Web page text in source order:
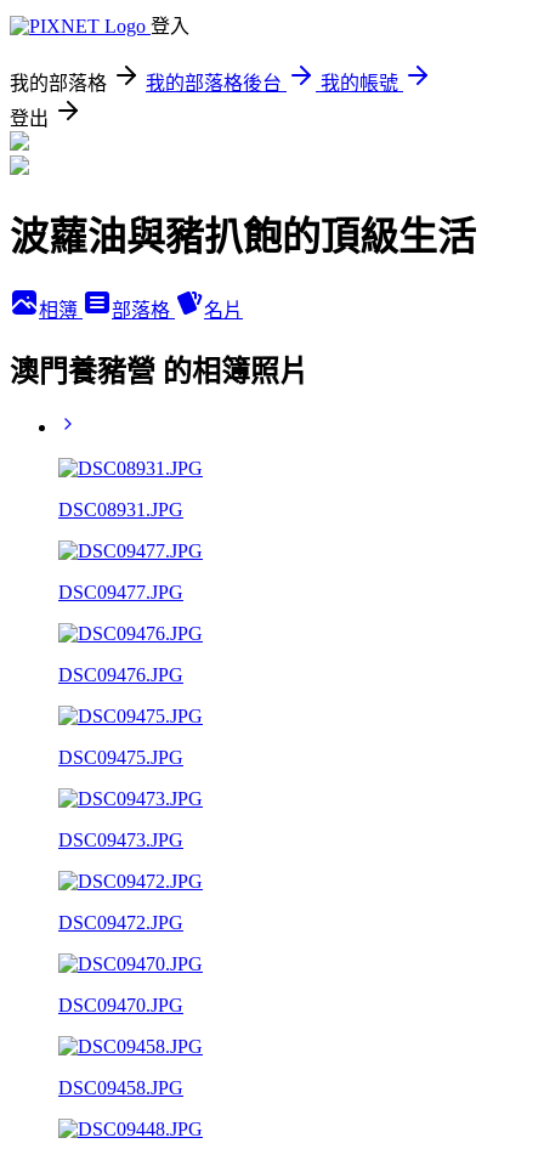
登入
我的部落格 我的部落格後台
我的帳號
登出
波蘿油與豬扒飽的頂級生活
相簿 部落格 名片
澳門養豬營 的相簿照片
DSC08931.JPG
DSC09477.JPG
DSC09476.JPG
DSC09475.JPG
DSC09473.JPG
DSC09472.JPG
DSC09470.JPG
DSC09458.JPG